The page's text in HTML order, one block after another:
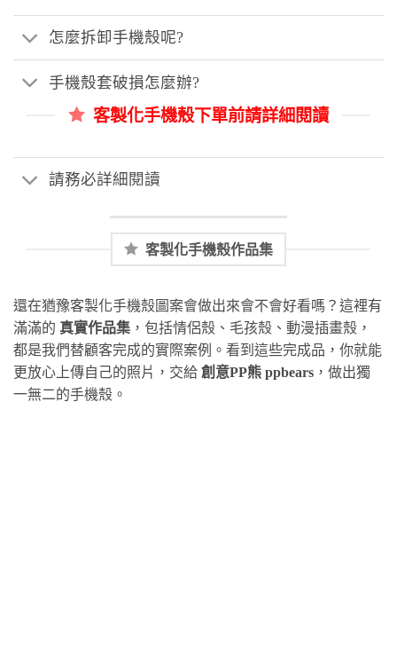
怎麼拆卸手機殼呢?
手機殼套破損怎麼辦?
客製化手機殼下單前請詳細閱讀
請務必詳細閱讀
客製化手機殼作品集
還在猶豫客製化手機殼圖案會做出來會不會好看嗎？這裡有
滿滿的 真實作品集 ，包括情侶殼、毛孩殼、動漫插畫殼，
都是我們替顧客完成的實際案例。看到這些完成品，你就能
更放心上傳自己的照片，交給 創意PP熊 ppbears ，做出獨
一無二的手機殼。